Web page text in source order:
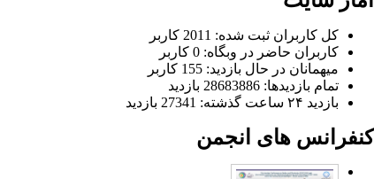
کل کاربران ثبت شده: 2011 کاربر
کاربران حاضر در وبگاه: 0 کاربر
میهمانان در حال بازدید: 155 کاربر
تمام بازدید‌ها: 28683886 بازدید
بازدید ۲۴ ساعت گذشته: 27341 بازدید
کنفرانس های انجمن